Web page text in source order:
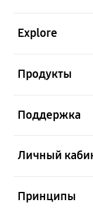
Explore
Продукты
Поддержка
Личный
Принципы